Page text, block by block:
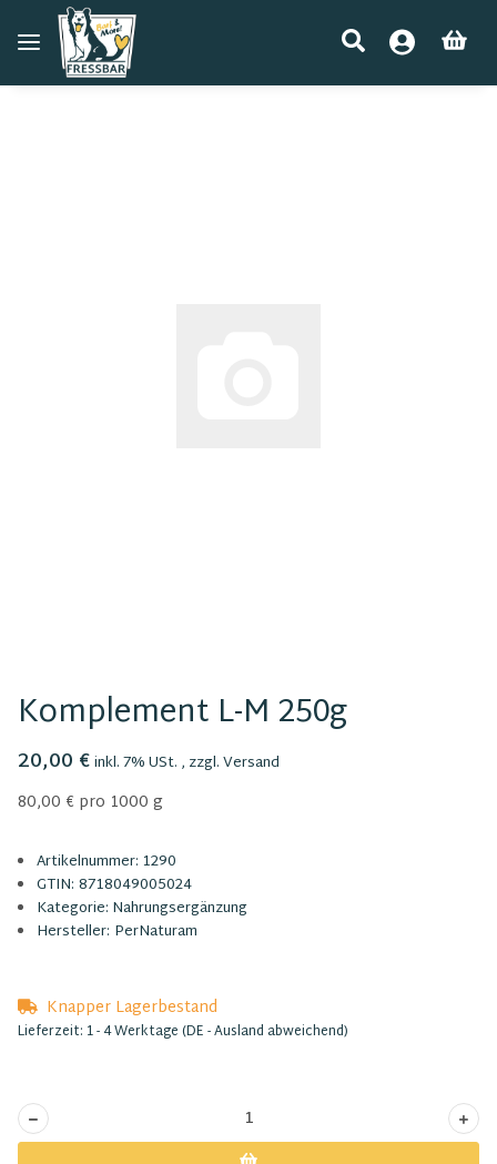
Komplement L-M 250g
20,00 €inkl. 7% USt. , zzgl.Versand
80,00 € pro 1000 g
Artikelnummer: 1290
GTIN: 8718049005024
Kategorie: Nahrungsergänzung
Hersteller: PerNaturam
Knapper Lagerbestand
Lieferzeit: 1 - 4 Werktage(DE - Ausland abweichend)